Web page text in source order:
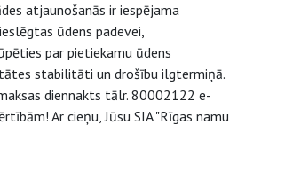
atjaunošanās ir iespējama
ūdens padevei,
par pietiekamu ūdens
stabilitāti un drošību ilgtermiņā.
diennakts tālr. 80002122 e-
Ar cieņu, Jūsu SIA "Rīgas namu